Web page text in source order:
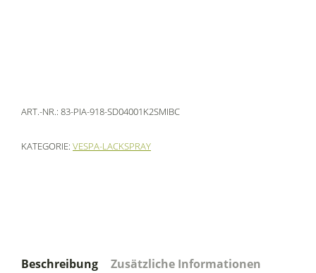
ART.-NR.: 83-PIA-918-SD04001K2SMIBC
KATEGORIE: VESPA-LACKSPRAY
Beschreibung Zusätzliche Informationen